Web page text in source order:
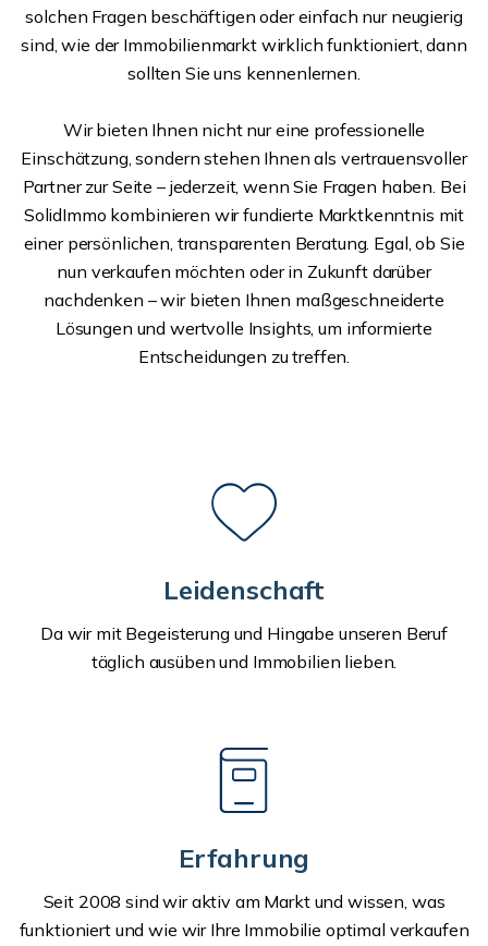
solchen Fragen beschäftigen oder einfach nur neugierig
sind, wie der Immobilienmarkt wirklich funktioniert, dann
sollten Sie uns kennenlernen.
Wir bieten Ihnen nicht nur eine professionelle
Einschätzung, sondern stehen Ihnen als vertrauensvoller
Partner zur Seite – jederzeit, wenn Sie Fragen haben. Bei
SolidImmo kombinieren wir fundierte Marktkenntnis mit
einer persönlichen, transparenten Beratung. Egal, ob Sie
nun verkaufen möchten oder in Zukunft darüber
nachdenken – wir bieten Ihnen maßgeschneiderte
Lösungen und wertvolle Insights, um informierte
Entscheidungen zu treffen.
Leidenschaft
Da wir mit Begeisterung und Hingabe unseren Beruf
täglich ausüben und Immobilien lieben.
Erfahrung
Seit 2008 sind wir aktiv am Markt und wissen, was
funktioniert und wie wir Ihre Immobilie optimal verkaufen